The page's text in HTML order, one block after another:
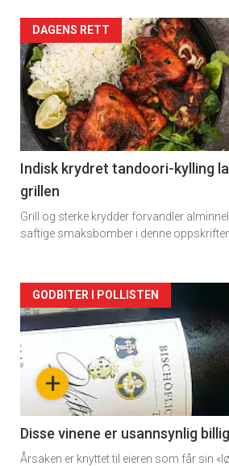
Forsiden
akkurat
nå
-
2
DAGENS RETT
Indisk krydret tandoori-kylling
grillen
Grill og sterke krydder forvandler
saftige smaksbomber i denne
Forsiden
akkurat
nå
3
+
GODBITER I POLLISTEN
Disse vinene er usannsynlig
Årsaken er knyttet til eieren som får sin